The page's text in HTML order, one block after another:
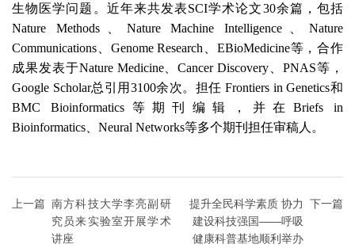
生物医学问题。近年来共发表SCI学术论文30余篇，包括
Nature Methods、 Nature Machine Intelligence 、Nature
Communications
Genome Research EBioMedicine等，合作
成果发表于Nature Medicine、Cancer Discovery 、PNAS等，
Google Scholar总引用 3100余次。担任Frontiers in Genetics和
BMC Bioinformatics 等期刊编辑，并在 Briefs in
Bioinformatics
Neural Networks等多个期刊担任审稿人。
上一篇 南方科技大学李亮副研
究员来实验室开展学术
讲座
下一篇
提升全民科学素质 协力
建设科技强国——呼吸
健康科普基地顺利举办